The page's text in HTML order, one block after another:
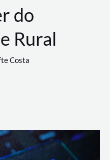
do
Rural
Costa